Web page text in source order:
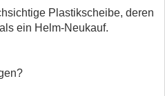
Plastikscheibe, deren
ein Helm-Neukauf.